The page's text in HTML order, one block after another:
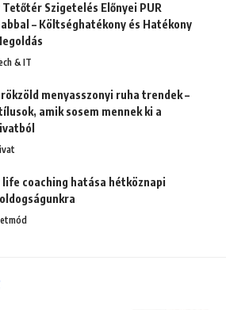
Tetőtér Szigetelés Előnyei PUR
– Költséghatékony és Hatékony
& IT
menyasszonyi ruha trendek –
amik sosem mennek ki a
life coaching hatása hétköznapi